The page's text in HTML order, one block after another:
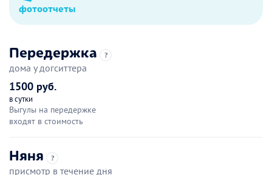
фотоотчеты
Передержка ?
дома у догситтера
1500 руб.
в сутки
Выгулы на передержке
входят в стоимость
Няня ?
присмотр в течение дня